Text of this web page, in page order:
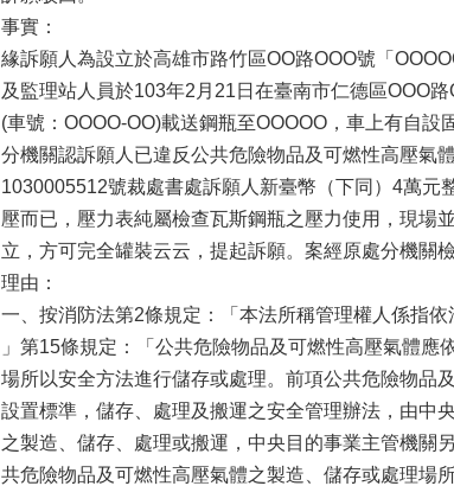
事實：
緣訴願人為設立於高雄市路竹區OO路OOO號「
及監理站人員於103年2月21日在臺南市仁德區OOO
(車號：OOOO-OO)載送鋼瓶至OOOOO，車上有自
分機關認訴願人已違反公共危險物品及可燃性高壓氣
1030005512號裁處書處訴願人新臺幣（下同）4萬
壓而已，壓力表純屬檢查瓦斯鋼瓶之壓力使用，現場
立，方可完全罐裝云云，提起訴願。案經原處分機關
理由：
一、按消防法第2條規定：「本法所稱管理權人係指
」第15條規定：「公共危險物品及可燃性高壓氣體
場所以安全方法進行儲存或處理。前項公共危險物品
設置標準，儲存、處理及搬運之安全管理辦法，由中
之製造、儲存、處理或搬運，中央目的事業主管機關
共危險物品及可燃性高壓氣體之製造、儲存或處理場